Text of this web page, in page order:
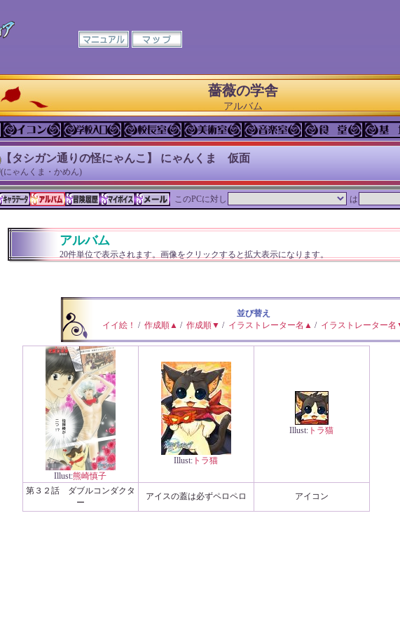
薔薇の学舎
アルバム
【タシガン通りの怪にゃんこ】 にゃんくま 仮面
(にゃんくま・かめん)
このPCに対し は
アルバム
20件単位で表示されます。画像をクリックすると拡大表示になります。
並び替え
イイ絵！ / 作成順▲ / 作成順▼ / イラストレーター名▲ / イラストレーター
Illust:熊崎慎子
Illust: トラ猫
Illust: トラ猫
第３２話 ダブルコンダクタ
ー
アイスの蓋は必ずペロペロ アイコン